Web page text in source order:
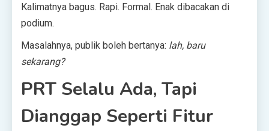
Kalimatnya bagus. Rapi. Formal. Enak dibacakan di
podium.
Masalahnya, publik boleh bertanya: lah, baru
sekarang?
PRT Selalu Ada, Tapi
Dianggap Seperti Fitur